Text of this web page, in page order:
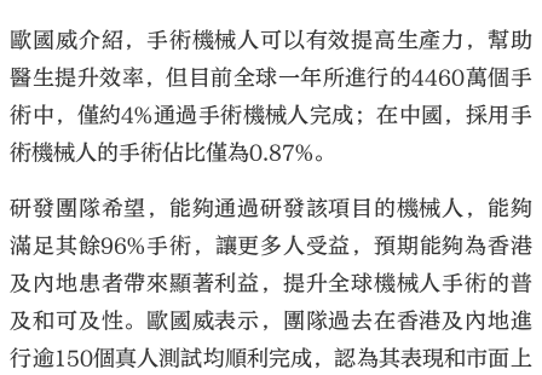
歐國威介紹，手術機械人可以有效提高生產力，幫助
醫生提升效率，但目前全球一年所進行的4460萬個手
術中，僅約4%通過手術機械人完成；在中國，採用手
術機械人的手術佔比僅為0.87%。
研發團隊希望，能夠通過研發該項目的機械人，能夠
滿足其餘96%手術，讓更多人受益，預期能夠為香港
及內地患者帶來顯著利益，提升全球機械人手術的普
及和可及性。歐國威表示，團隊過去在香港及內地進
行逾150個真人測試均順利完成，認為其表現和市面上